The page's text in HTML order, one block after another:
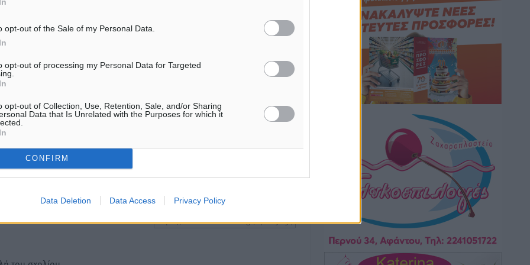
opt-out of the Sale of my Personal Data.
opt-out of processing my Personal Data for Targeted
opt-out of Collection, Use, Retention, Sale, and/or Sharing
Data that Is Unrelated with the Purposes for which it
CONFIRM
Data Deletion Data Access Privacy Policy
Ο απολογισμός από το
Πανελλήνιο Πρωτάθλημα Πίστας
Διαγόρας: Μετεγγραφικό ντεμαράζ
Η Δημοκρατική δεν υιοθετεί
όποια σχόλια θεωρούμε
Χρήστες που δεν τηρούν
Για την μερική αναπαραγωγή της
είναι απαραίτητη η χρήση του
συνδέσμου παραπομπής προς το
6ο Kalymnos 3X3: Ολοκληρώθηκε με
μεγάλη επιτυχία, νικητές οι VAR!
πριν 37 λεπτά
Νέα αεροσκάφη, drones,
δασοκομάντος: Τι έχει αλλάξει στην
Πολιτική Προστασί
Άδωνις Γεωργιάδης στον RV: “Στο
υπουργείο εξετάζουμε την
θεσμοθέτηση τρίτης κατηγορίας
κινήτρων, ειδικά για τα νοσοκομεία
Τοπικές Ειδήσεις• πριν 1 ώρα
Θετικό κλίμα και κοινό όραμα για την